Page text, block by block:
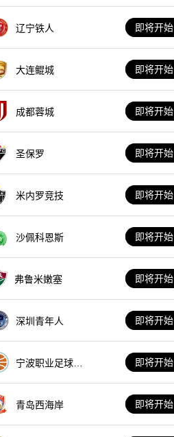
辽宁铁人 即将开始
大连鲲城 即将开始
成都蓉城 即将开始
圣保罗 即将开始
米内罗竞技 即将开始
沙佩科恩斯 即将开始
弗鲁米嫩塞 即将开始
深圳青年人 即将开始
宁波职业足球俱
即将开始
青岛西海岸 即将开始